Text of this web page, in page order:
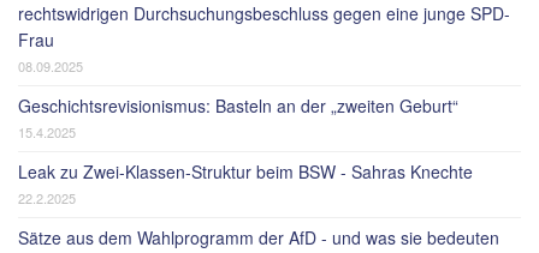
rechtswidrigen Durchsuchungsbeschluss gegen eine junge SPD-
Frau
08.09.2025
Geschichtsrevisionismus: Basteln an der „zweiten Geburt“
15.4.2025
Leak zu Zwei-Klassen-Struktur beim BSW - Sahras Knechte
22.2.2025
Sätze aus dem Wahlprogramm der AfD - und was sie bedeuten